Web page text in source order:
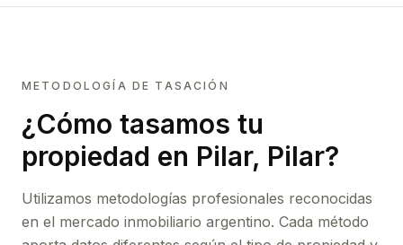
METODOLOGÍA DE TASACIÓN
¿Cómo tasamos tu
propiedad en Pilar, Pilar?
Utilizamos metodologías profesionales reconocidas
en el mercado inmobiliario argentino. Cada método